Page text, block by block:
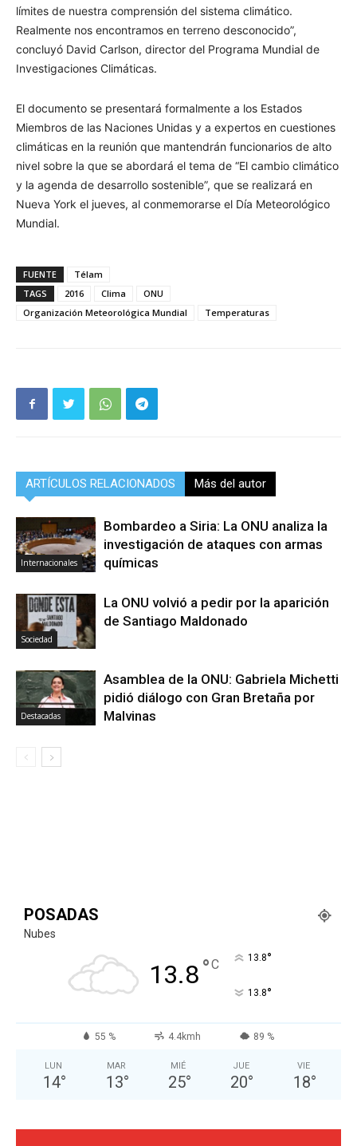
límites de nuestra comprensión del sistema climático.
Realmente nos encontramos en terreno desconocido”,
concluyó David Carlson, director del Programa Mundial de
Investigaciones Climáticas.
El documento se presentará formalmente a los Estados
Miembros de las Naciones Unidas y a expertos en cuestiones
climáticas en la reunión que mantendrán funcionarios de alto
nivel sobre la que se abordará el tema de “El cambio climático
y la agenda de desarrollo sostenible”, que se realizará en
Nueva York el jueves, al conmemorarse el Día Meteorológico
Mundial.
FUENTE
Télam
TAGS
2016 Clima
ONU
Organización Meteorológica Mundial
Temperaturas
ARTÍCULOS RELACIONADOS Más del autor
Internacionales
Bombardeo a Siria: La ONU analiza la
investigación de ataques con armas
químicas
Sociedad
La ONU volvió a pedir por la aparición
de Santiago Maldonado
Destacadas
Asamblea de la ONU: Gabriela Michetti
pidió diálogo con Gran Bretaña por
Malvinas
POSADAS
Nubes
13.8°C 13.8°
13.8°
55 % 4.4kmh 89 %
LUN
14°
MAR
13°
MIÉ
25°
JUE
20°
VIE
18°